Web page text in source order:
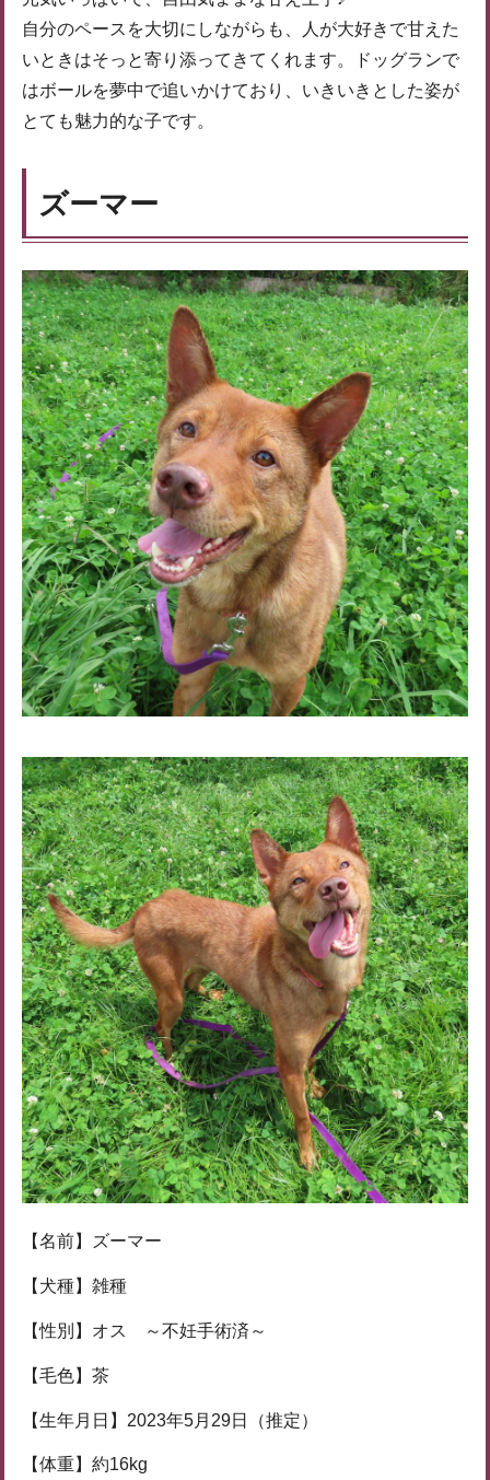
自分のペースを大切にしながらも、人が大好きで甘えた
いときはそっと寄り添ってきてくれます。ドッグランで
はボールを夢中で追いかけており、いきいきとした姿が
とても魅力的な子です。
ズーマー
【名前】ズーマー
【犬種】雑種
【性別】オス ～不妊手術済～
【毛色】茶
【生年月日】2023年5月29日（推定）
【体重】約16kg